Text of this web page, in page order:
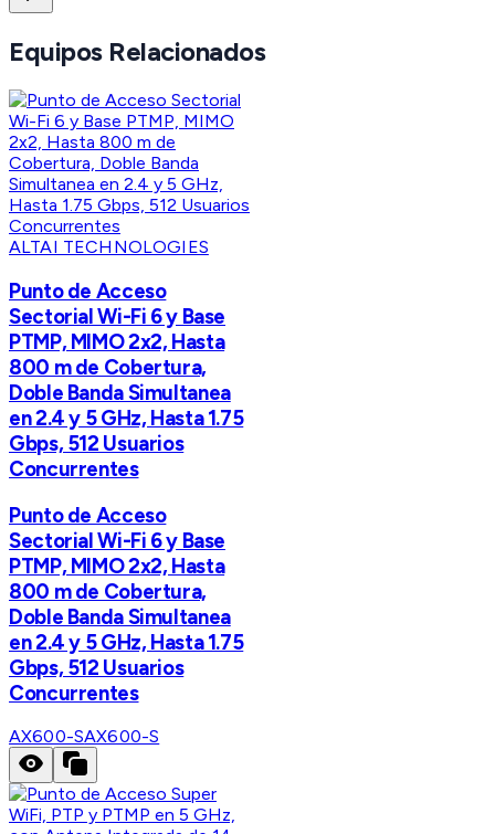
Equipos Relacionados
ALTAI TECHNOLOGIES
Punto de Acceso
Sectorial Wi-Fi 6 y Base
PTMP, MIMO 2x2, Hasta
800 m de Cobertura,
Doble Banda Simultanea
en 2.4 y 5 GHz, Hasta 1.75
Gbps, 512 Usuarios
Concurrentes
Punto de Acceso
Sectorial Wi-Fi 6 y Base
PTMP, MIMO 2x2, Hasta
800 m de Cobertura,
Doble Banda Simultanea
en 2.4 y 5 GHz, Hasta 1.75
Gbps, 512 Usuarios
Concurrentes
AX600-SAX600-S